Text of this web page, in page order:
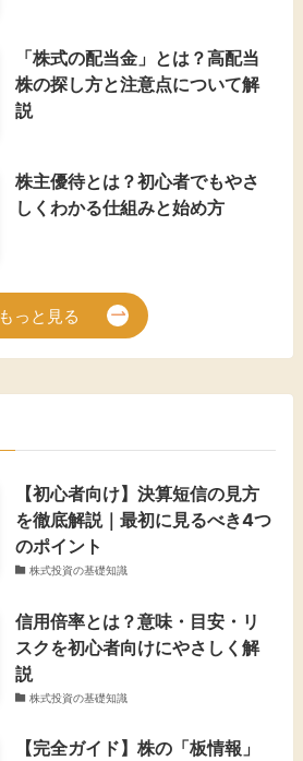
「株式の配当金」とは？高配当
株の探し方と注意点について解
説
株主優待とは？初心者でもやさ
しくわかる仕組みと始め方
もっと見る
【初心者向け】決算短信の見方
を徹底解説｜最初に見るべき4つ
のポイント
株式投資の基礎知識
信用倍率とは？意味・目安・リ
スクを初心者向けにやさしく解
説
株式投資の基礎知識
【完全ガイド】株の「板情報」